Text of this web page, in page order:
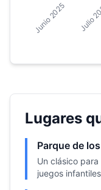
Junio 2025 Julio
Lugares
Parque de
Un clásico
juegos